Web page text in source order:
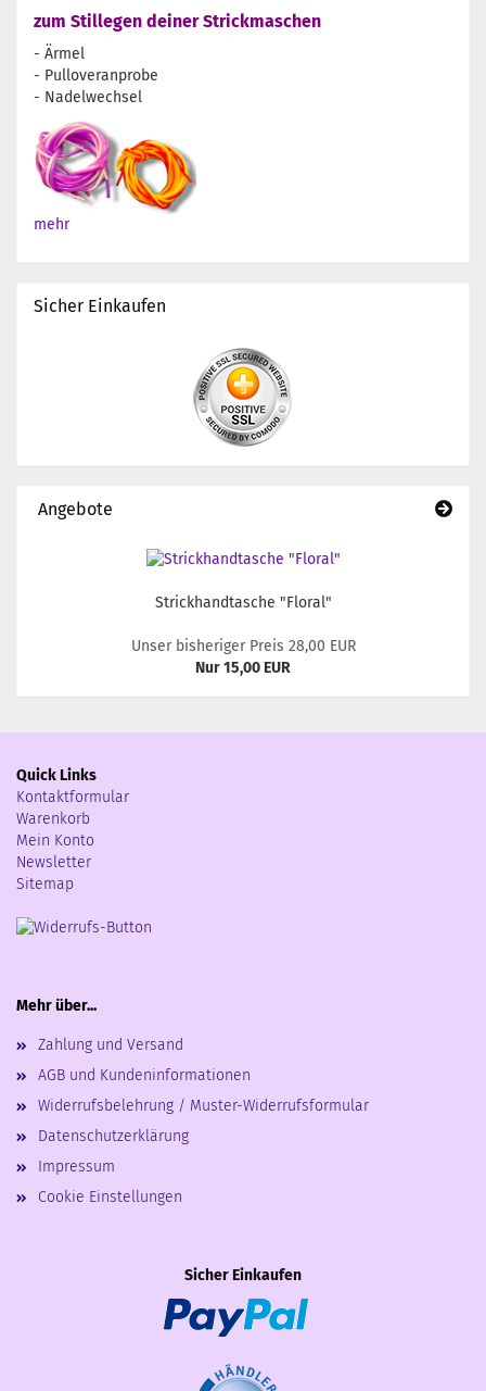
zum Stillegen deiner Strickmaschen
- Ärmel
- Pulloveranprobe
- Nadelwechsel
mehr
Sicher Einkaufen
Angebote
Strickhandtasche "Floral"
Unser bisheriger Preis 28,00 EUR
Nur 15,00 EUR
Quick Links
Kontaktformular
Warenkorb
Mein Konto
Newsletter
Sitemap
Mehr über...
Zahlung und Versand
AGB und Kundeninformationen
Widerrufsbelehrung / Muster-Widerrufsformular
Datenschutzerklärung
Impressum
Cookie Einstellungen
Sicher Einkaufen